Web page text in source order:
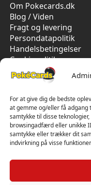
For at give dig de bedste
at gemme og/eller få adgang
samtykke til disse
browsingadfærd eller unikke
samtykke eller trækker dit
indvirkning på visse
Om Pokecards.dk
Blog / Viden
Fragt og levering
Persondatapolitik
Handelsbetingelser
Cookiepolitik
Vi har kun 5-